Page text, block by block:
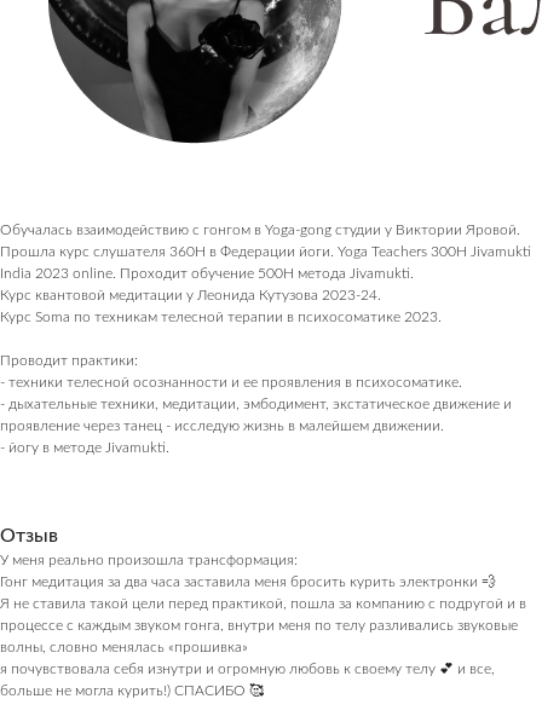
Обучалась взаимодействию с гонгом в Yoga-gong студии у Виктории Яровой.
Прошла курс слушателя 360H в Федерации йоги. Yoga Teachers 300H Jivamukti
India 2023 online. Проходит обучение 500H метода Jivamukti.
Курс квантовой медитации у Леонида Кутузова 2023-24.
Курс Soma по техникам телесной терапии в психосоматике 2023.
Проводит практики:
- техники телесной осознанности и ее проявления в психосоматике.
- дыхательные техники, медитации, эмбодимент, экстатическое движение и
проявление через танец - исследую жизнь в малейшем движении.
- йогу в методе Jivamukti.
Отзыв
У меня реально произошла трансформация:
Гонг медитация за два часа заставила меня бросить курить электронки 💨
Я не ставила такой цели перед практикой, пошла за компанию с подругой и в
процессе с каждым звуком гонга, внутри меня по телу разливались звуковые
волны, словно менялась «прошивка»
я почувствовала себя изнутри и огромную любовь к своему телу 💕 и все,
больше не могла курить!) СПАСИБО 🥰